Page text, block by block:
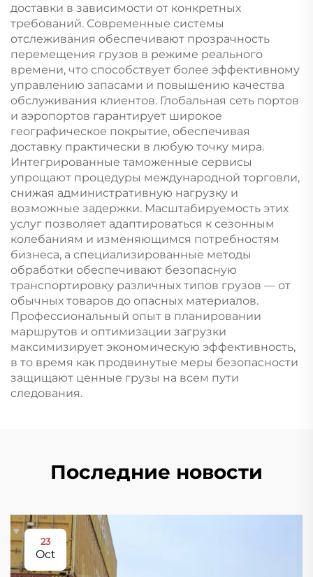
доставки в зависимости от конкретных
требований. Современные системы
отслеживания обеспечивают прозрачность
перемещения грузов в режиме реального
времени, что способствует более эффективному
управлению запасами и повышению качества
обслуживания клиентов. Глобальная сеть портов
и аэропортов гарантирует широкое
географическое покрытие, обеспечивая
доставку практически в любую точку мира.
Интегрированные таможенные сервисы
упрощают процедуры международной торговли,
снижая административную нагрузку и
возможные задержки. Масштабируемость этих
услуг позволяет адаптироваться к сезонным
колебаниям и изменяющимся потребностям
бизнеса, а специализированные методы
обработки обеспечивают безопасную
транспортировку различных типов грузов — от
обычных товаров до опасных материалов.
Профессиональный опыт в планировании
маршрутов и оптимизации загрузки
максимизирует экономическую эффективность,
в то время как продвинутые меры безопасности
защищают ценные грузы на всем пути
следования.
Последние новости
23
Oct